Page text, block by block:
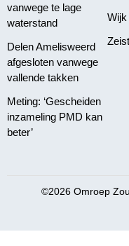
vanwege te lage
waterstand
Delen Amelisweerd
afgesloten vanwege
vallende takken
Meting: ‘Gescheiden
inzameling PMD kan
beter’
Wijk
Zeist
©2026 Omroep